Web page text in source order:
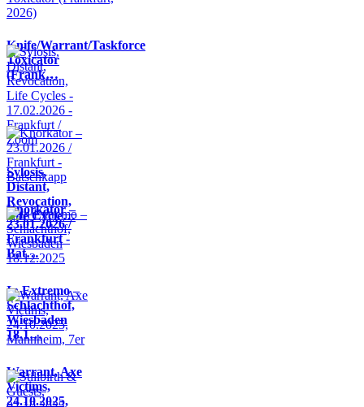
Knife/Warrant/Taskforce
Toxicator
(Frank…
Sylosis,
Distant,
Revocation,
Life Cycle…
Knorkator –
23.01.2026 /
Frankfurt -
Bat…
In Extremo –
Schlachthof,
Wiesbaden
18.1…
Warrant, Axe
Victims,
24.10.2025,